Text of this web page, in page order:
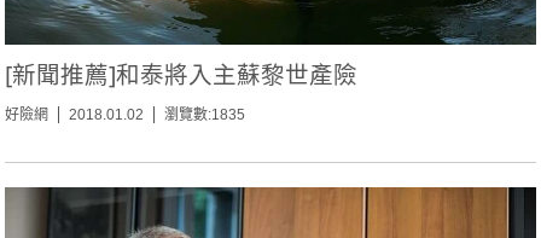
[新聞推薦]和泰將入主蘇黎世產險
好險網 2018.01.02 瀏覽數:1835